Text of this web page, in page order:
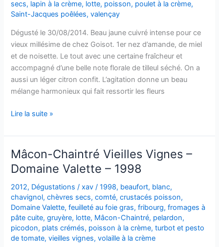
secs, lapin à la crème, lotte, poisson, poulet à la crème,
Saint-Jacques poêlées,valençay
Dégusté le 30/08/2014. Beau jaune cuivré intense pour ce
vieux millésime de chez Goisot. 1er nez d’amande, de miel
et de noisette. Le tout avec une certaine fraîcheur et
accompagné d’une belle note florale de tilleul séché. On a
aussi un léger citron confit. L’agitation donne un beau
mélange harmonieux qui fait ressortir les fleurs
Bourgogne
d’Auxerre
–
Corps
de
Garde
–
Domaine
Goisot
–
1998
Lire la suite »
Mâcon-Chaintré Vieilles Vignes –
Domaine Valette – 1998
2012, Dégustations /xav/1998, beaufort, blanc,
chavignol,chèvres secs,comté,crustacés poisson,
Domaine Valette,feuilleté au foie gras,fribourg,fromages à
pâte cuite,gruyère, lotte, Mâcon-Chaintré, pelardon,
picodon, plats crémés, poisson à la crème,turbot et pesto
de tomate,vieilles vignes,volaille à la crème